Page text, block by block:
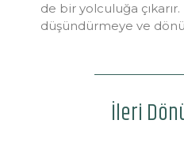
de bir yolculuğa
düşündürmeye ve
İleri